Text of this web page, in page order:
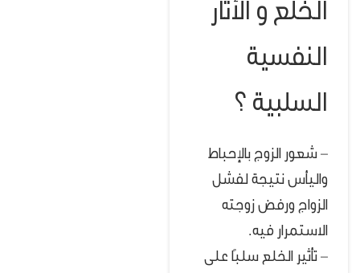
الخلع و الأثار
النفسية
السلبية ؟
– شعور الزوج بالإحباط
واليأس نتيجة لفشل
الزواج ورفض زوجته
الاستمرار فيه.
– تأثير الخلع سلبًا على